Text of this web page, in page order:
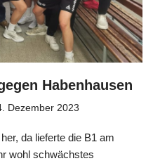
Habenhausen
Dezember 2023
da lieferte die B1 am
wohl schwächstes